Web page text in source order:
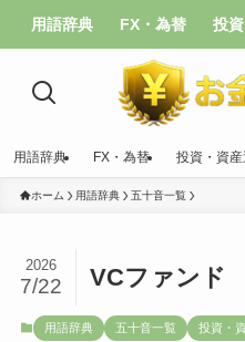
用語辞典 FX・為替 投
用語辞典 FX・為替 投資・資
ホーム 用語辞典 五十音一覧
VCファンド
2026
7/22
用語辞典 五十音一覧 投資・